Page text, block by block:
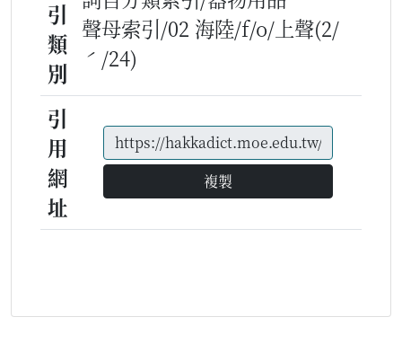
引
類
別
聲母索引/02 海陸/f/o/上聲(2/
ˊ/24)
引
用
網
址
複製